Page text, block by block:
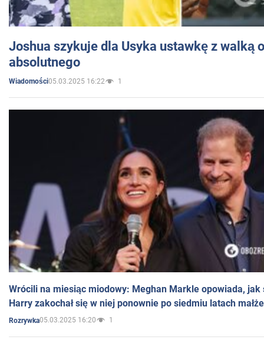
Joshua szykuje dla Usyka ustawkę z walką
absolutnego
Wiadomości05.03.2025 16:22 1
Wrócili na miesiąc miodowy: Meghan Markle opowiada, jak
Harry zakochał się w niej ponownie po siedmiu latach
Rozrywka05.03.2025 16:20 1